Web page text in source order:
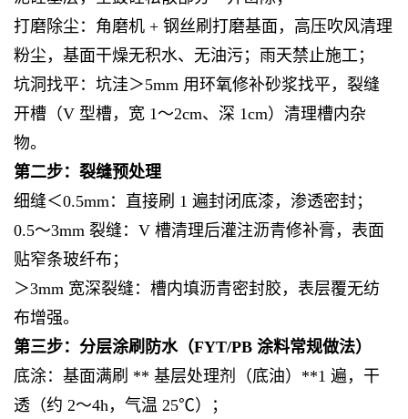
打磨除尘：角磨机 + 钢丝刷打磨基面，高压吹风清理
粉尘，基面干燥无积水、无油污；雨天禁止施工；
坑洞找平：坑洼＞5mm 用环氧修补砂浆找平，裂缝
开槽（V 型槽，宽 1～2cm、深 1cm）清理槽内杂
物。
第二步：裂缝预处理
细缝＜0.5mm：直接刷 1 遍封闭底漆，渗透密封；
0.5～3mm 裂缝：V 槽清理后灌注沥青修补膏，表面
贴窄条玻纤布；
＞3mm 宽深裂缝：槽内填沥青密封胶，表层覆无纺
布增强。
第三步：分层涂刷防水（FYT/PB 涂料常规做法）
底涂：基面满刷 ** 基层处理剂（底油）**1 遍，干
透（约 2～4h，气温 25℃）；